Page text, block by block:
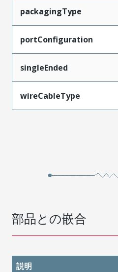
packagingType
portConfiguration
singleEnded
wireCableType
部品との嵌合
説明